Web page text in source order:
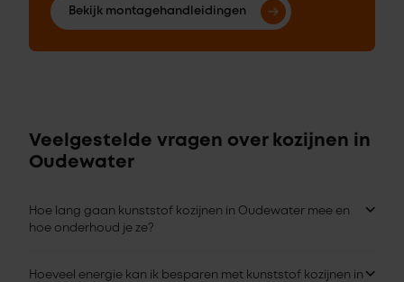
Bekijk montagehandleidingen
Veelgestelde vragen over kozijnen in
Oudewater
Hoe lang gaan kunststof kozijnen in Oudewater mee en
hoe onderhoud je ze?
Hoeveel energie kan ik besparen met kunststof kozijnen in